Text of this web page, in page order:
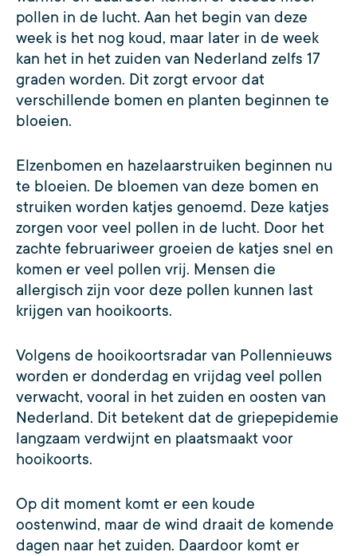
pollen in de lucht. Aan het begin van deze
week is het nog koud, maar later in de week
kan het in het zuiden van Nederland zelfs 17
graden worden. Dit zorgt ervoor dat
verschillende bomen en planten beginnen te
bloeien.
Elzenbomen en hazelaarstruiken beginnen nu
te bloeien. De bloemen van deze bomen en
struiken worden katjes genoemd. Deze katjes
zorgen voor veel pollen in de lucht. Door het
zachte februariweer groeien de katjes snel en
komen er veel pollen vrij. Mensen die
allergisch zijn voor deze pollen kunnen last
krijgen van hooikoorts.
Volgens de hooikoortsradar van Pollennieuws
worden er donderdag en vrijdag veel pollen
verwacht, vooral in het zuiden en oosten van
Nederland. Dit betekent dat de griepepidemie
langzaam verdwijnt en plaatsmaakt voor
hooikoorts.
Op dit moment komt er een koude
oostenwind, maar de wind draait de komende
dagen naar het zuiden. Daardoor komt er